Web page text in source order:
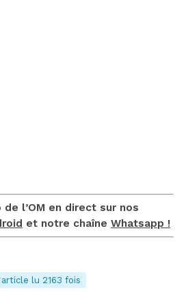
l’OM en direct sur nos
et notre chaîne Whatsapp !
article lu 2163 fois